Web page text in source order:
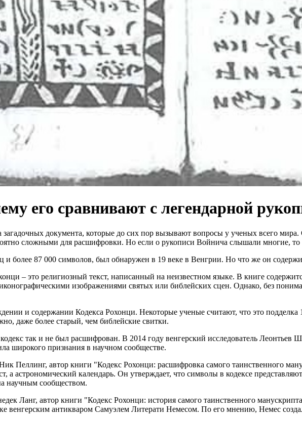
его сравнивают с легендарной
документа, которые до сих пор вызывают вопросы у ученых всего
сложными для расшифровки. Но если о рукописи Войнича слышали многие,
и более 87 000 символов, был обнаружен в 19 веке в Венгрии. Но что же он
– это религиозный текст, написанный на неизвестном языке. В книге
изображениями святых или библейских сцен. Однако, без
и содержании Кодекса Рохонци. Некоторые ученые считают, что это подделка
даже более старый, чем библейские свитки.
так и не был расшифрован. В 2014 году венгерский исследователь
широкого признания в научном сообществе.
Пеллинг, автор книги "Кодекс Рохонци: расшифровка самого таинственного
а астрономический календарь. Он утверждает, что символы в кодексе
научным сообществом.
Ланг, автор книги "Кодекс Рохонци: история самого таинственного
венгерским антикваром Самуэлем Литерати Немесом. По его мнению, Немес